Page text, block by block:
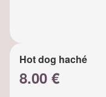
Hot dog haché
8.00 €